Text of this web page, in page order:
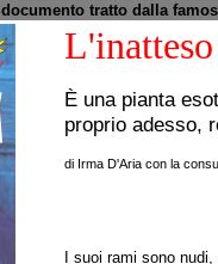
documento tratto dalla
È una pianta
proprio adesso,
di Irma D'Aria con la
I suoi rami sono